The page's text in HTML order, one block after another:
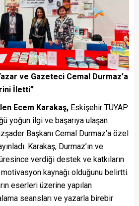
ve Gazeteci Cemal Durmaz’a
İletti”
Ecem Karakaş, Eskişehir TÜYAP
yoğun ilgi ve başarıya ulaşan
Başkanı Cemal Durmaz’a özel
Karakaş, Durmaz’ın ve
verdiği destek ve katkıların
kaynağı olduğunu belirtti.
eserleri üzerine yapılan
seansları ve yazarla birebir